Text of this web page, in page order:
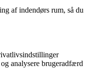
af indendørs rum, så du
analysere